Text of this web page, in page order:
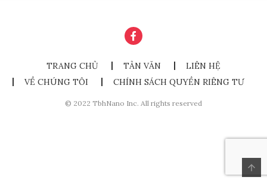
TRANG CHỦ TẢN VĂN
LIÊN HỆ
VỀ CHÚNG TÔI
CHÍNH SÁCH QUYỀN RIÊNG TƯ
© 2022 TbhNano Inc. All rights reserved